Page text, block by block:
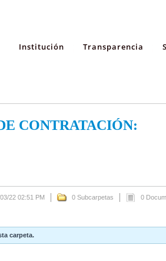
Institución Transparencia
CONTRATACIÓN:
22 02:51 PM 0 Subcarpetas 0
carpeta.